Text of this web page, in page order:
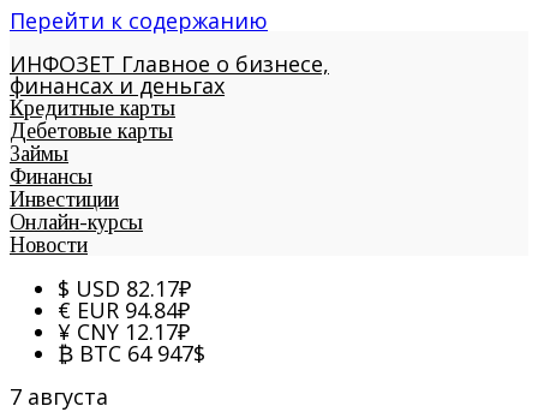
Перейти к содержанию
ИНФОЗЕТ Главное о бизнесе,
финансах и деньгах
Кредитные карты
Дебетовые карты
Займы
Финансы
Инвестиции
Онлайн-курсы
Новости
$ USD 82.17₽
€ EUR 94.84₽
¥ CNY 12.17₽
₿ BTC 64 947$
7 августа